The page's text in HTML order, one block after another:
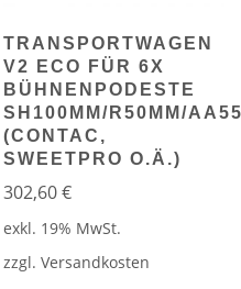
TRANSPORTWAGEN
V2 ECO FÜR 6X
BÜHNENPODESTE
SH100MM/R50MM/
(CONTAC,
SWEETPRO O.Ä.)
302,60€
exkl. 19% MwSt.
zzgl.Versandkosten